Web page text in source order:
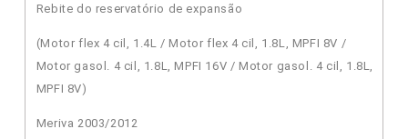
Rebite do reservatório de expansão
(Motor flex 4 cil, 1.4L / Motor flex 4 cil, 1.8L, MPFI 8V /
Motor gasol. 4 cil, 1.8L, MPFI 16V / Motor gasol. 4 cil, 1.8L,
MPFI 8V)
Meriva 2003/2012